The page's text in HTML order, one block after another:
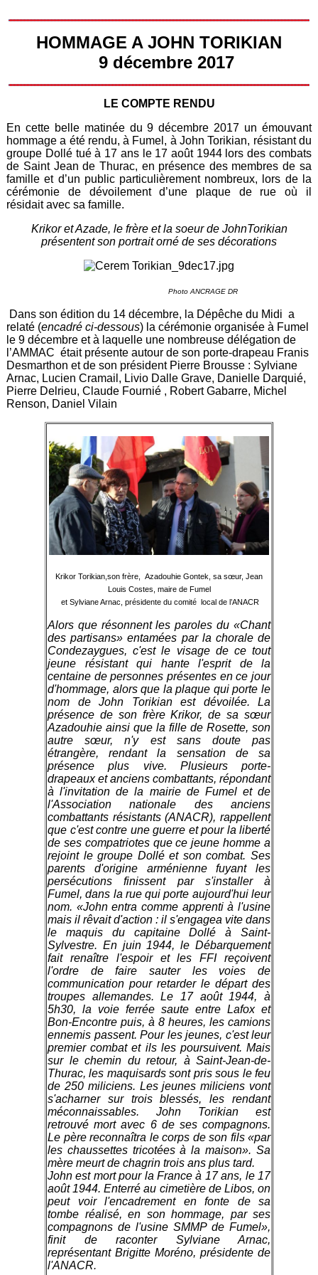
HOMMAGE A JOHN TORIKIAN
9 décembre 2017
LE COMPTE RENDU
En cette belle matinée du 9 décembre 2017 un émouvant
hommage a été rendu, à Fumel, à John Torikian, résistant du
groupe Dollé tué à 17 ans le 17 août 1944 lors des combats
de Saint Jean de Thurac, en présence des membres de sa
famille et d’un public particulièrement nombreux, lors de la
cérémonie de dévoilement d’une plaque de rue où il
résidait avec sa famille.
Krikor et Azade, le frère et la soeur de JohnTorikian
présentent son portrait orné de ses décorations
Photo ANCRAGE DR
Dans son édition du 14 décembre, la Dépêche du Midi a
relaté (encadré ci-dessous) la cérémonie organisée à Fumel
le 9 décembre et à laquelle une nombreuse délégation de
l’AMMAC était présente autour de son porte-drapeau Franis
Desmarthon et de son président Pierre Brousse : Sylviane
Arnac, Lucien Cramail, Livio Dalle Grave, Danielle Darquié,
Pierre Delrieu, Claude Fournié , Robert Gabarre, Michel
Renson, Daniel Vilain
Krikor Torikian,son frère, Azadouhie Gontek, sa sœur, Jean
Louis Costes, maire de Fumel
et Sylviane Arnac, présidente du comité local de l’ANACR
Alors que résonnent les paroles du «Chant
des partisans» entamées par la chorale de
Condezaygues, c'est le visage de ce tout
jeune résistant qui hante l'esprit de la
centaine de personnes présentes en ce jour
d'hommage, alors que la plaque qui porte le
nom de John Torikian est dévoilée. La
présence de son frère Krikor, de sa sœur
Azadouhie ainsi que la fille de Rosette, son
autre sœur, n'y est sans doute pas
étrangère, rendant la sensation de sa
présence plus vive. Plusieurs porte-
drapeaux et anciens combattants, répondant
à l'invitation de la mairie de Fumel et de
l'Association nationale des anciens
combattants résistants (ANACR), rappellent
que c'est contre une guerre et pour la liberté
de ses compatriotes que ce jeune homme a
rejoint le groupe Dollé et son combat. Ses
parents d'origine arménienne fuyant les
persécutions finissent par s'installer à
Fumel, dans la rue qui porte aujourd'hui leur
nom. «John entra comme apprenti à l'usine
mais il rêvait d'action : il s'engagea vite dans
le maquis du capitaine Dollé à Saint-
Sylvestre. En juin 1944, le Débarquement
fait renaître l'espoir et les FFI reçoivent
l'ordre de faire sauter les voies de
communication pour retarder le départ des
troupes allemandes. Le 17 août 1944, à
5h30, la voie ferrée saute entre Lafox et
Bon-Encontre puis, à 8 heures, les camions
ennemis passent. Pour les jeunes, c'est leur
premier combat et ils les poursuivent. Mais
sur le chemin du retour, à Saint-Jean-de-
Thurac, les maquisards sont pris sous le feu
de 250 miliciens. Les jeunes miliciens vont
s'acharner sur trois blessés, les rendant
méconnaissables. John Torikian est
retrouvé mort avec 6 de ses compagnons.
Le père reconnaîtra le corps de son fils «par
les chaussettes tricotées à la maison». Sa
mère meurt de chagrin trois ans plus tard.
John est mort pour la France à 17 ans, le 17
août 1944. Enterré au cimetière de Libos, on
peut voir l'encadrement en fonte de sa
tombe réalisé, en son hommage, par ses
compagnons de l'usine SMMP de Fumel»,
finit de raconter Sylviane Arnac,
représentant Brigitte Moréno, présidente de
l'ANACR.